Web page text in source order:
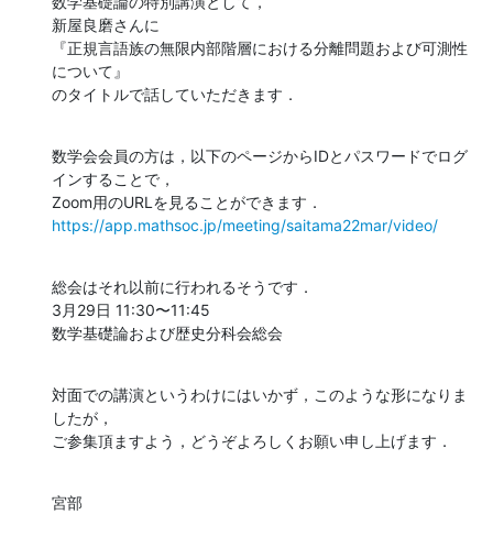
新屋良磨さんに
『正規言語族の無限内部階層における分離問題および可測性
について』
のタイトルで話していただきます．
数学会会員の方は，以下のページからIDとパスワードでログ
インすることで，
https://app.mathsoc.jp/meeting/saitama22mar/video/
総会はそれ以前に行われるそうです．
3月29日 11:30〜11:45
数学基礎論および歴史分科会総会
対面での講演というわけにはいかず，このような形になりま
したが，
ご参集頂ますよう，どうぞよろしくお願い申し上げます．
宮部